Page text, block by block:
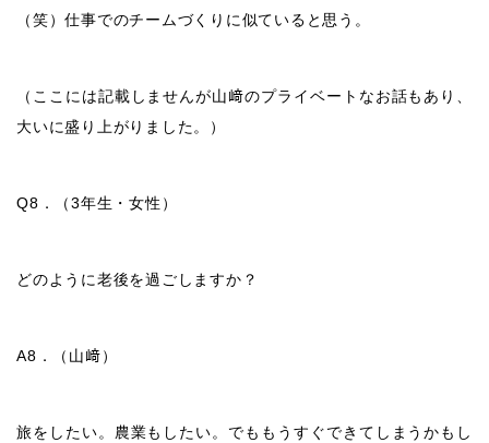
（笑）仕事でのチームづくりに似ていると思う。
（ここには記載しませんが山﨑のプライベートなお話もあり、
大いに盛り上がりました。）
Q8 ．（3年生・女性）
どのように老後を過ごしますか？
A8 ．（山﨑）
旅をしたい。農業もしたい。でももうすぐできてしまうかもし